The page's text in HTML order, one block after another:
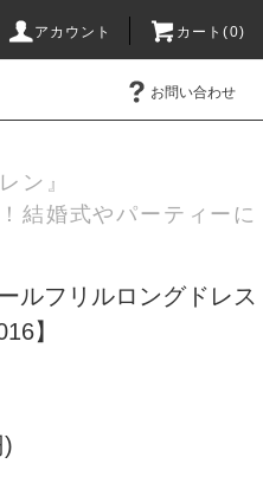
アカウント カート(0)
お問い合わせ
ン』
結婚式やパーティーに
ルフリルロングドレス
】